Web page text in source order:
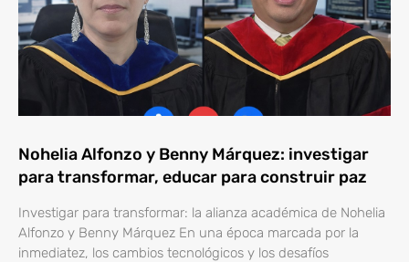
Nohelia Alfonzo y Benny Márquez: investigar
para transformar, educar para construir paz
Investigar para transformar: la alianza académica de Nohelia
Alfonzo y Benny Márquez En una época marcada por la
inmediatez, los cambios tecnológicos y los desafíos